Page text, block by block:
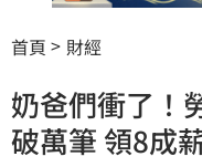
首頁 財經
奶爸們衝了！
破萬筆 領8成